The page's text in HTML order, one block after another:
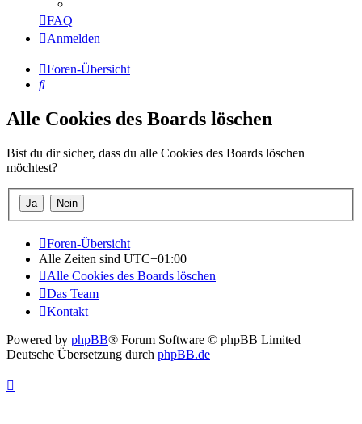
FAQ
Anmelden
Foren-Übersicht
Suche
Alle Cookies des Boards löschen
Bist du dir sicher, dass du alle Cookies des Boards löschen
möchtest?
Foren-Übersicht
Alle Zeiten sind UTC+01:00
Alle Cookies des Boards löschen
Das Team
Kontakt
Powered by phpBB® Forum Software © phpBB Limited
Deutsche Übersetzung durch phpBB.de